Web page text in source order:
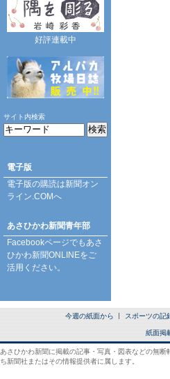
好評連載中
サイト内検索
電子版
電子版の購読は新聞オン
ライン.COMへ
あさひかわ新聞青年部
Facebookページでもあさ
ひかわ新聞ONLINEをご
活用ください。
今週の紙面から スポーツの記
紙面掲
あさひかわ新聞に掲載の記事・写真・図表などの無断
ち新聞社またはその情報提供者に属します。